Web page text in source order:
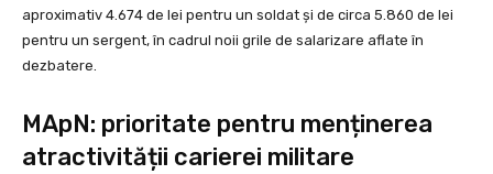
aproximativ 4.674 de lei pentru un soldat și de circa 5.860 de lei
pentru un sergent, în cadrul noii grile de salarizare aflate în
dezbatere.
MApN: prioritate pentru menținerea
atractivității carierei militare